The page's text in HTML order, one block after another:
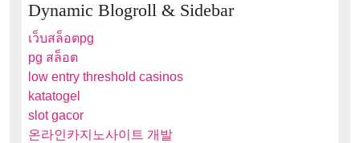
Dynamic Blogroll & Sidebar
เว็บสล็อตpg
pg สล็อต
low entry threshold casinos
katatogel
slot gacor
온라인카지노사이트 개발